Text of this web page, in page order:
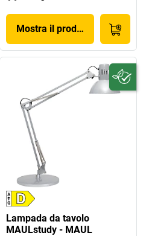
Mostra il prodotto
Lampada da tavolo
MAULstudy - MAUL